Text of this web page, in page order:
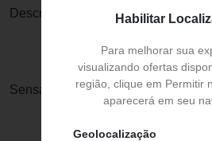
Habilitar
Para melhorar sua
visualizando ofertas
região, clique em Permitir
aparecerá em seu
Geolocalização
Descrição olfativa: Floral Fresco
Sensações: Sutileza e Elegância